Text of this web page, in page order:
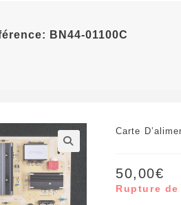
BN44-01100C
🔍
Carte
50,00€
Rupture